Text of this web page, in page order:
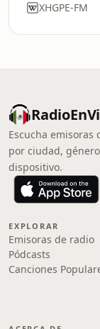
XHGPE-FM
Escucha emisoras
por ciudad,
dispositivo.
EXPLORAR
Emisoras de radio
Pódcasts
Canciones